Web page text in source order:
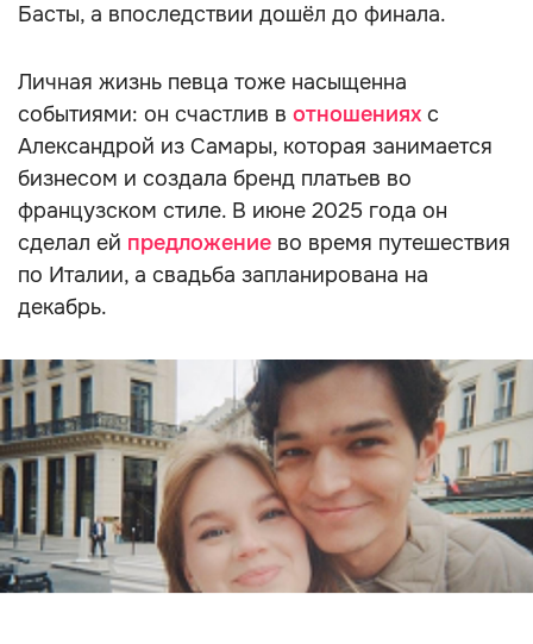
Басты, а впоследствии дошёл до финала.
Личная жизнь певца тоже насыщенна
событиями: он счастлив в отношениях с
Александрой из Самары, которая занимается
бизнесом и создала бренд платьев во
французском стиле. В июне 2025 года он
сделал ей предложение во время путешествия
по Италии, а свадьба запланирована на
декабрь.